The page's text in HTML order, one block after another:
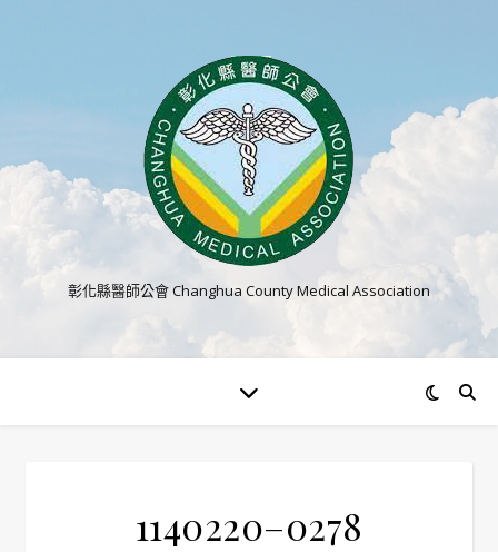
彰化縣醫師公會 Changhua County Medical Association
1140220–0278